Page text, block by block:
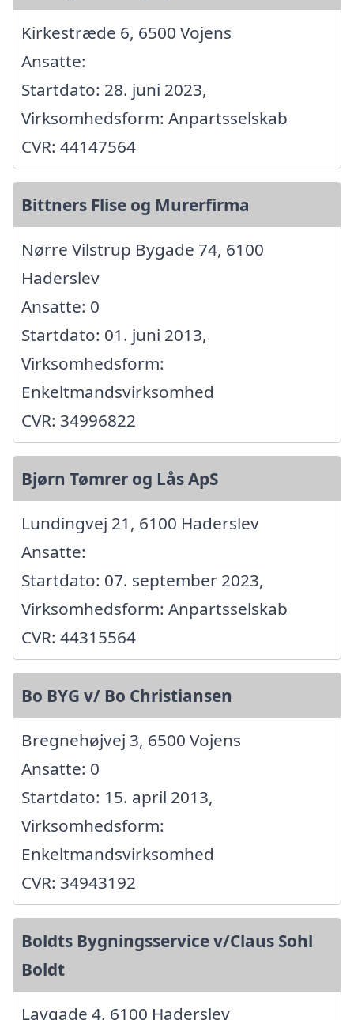
Kirkestræde 6, 6500 Vojens
Ansatte:
Startdato: 28. juni 2023,
Virksomhedsform: Anpartsselskab
CVR: 44147564
Bittners Flise og Murerfirma
Nørre Vilstrup Bygade 74, 6100
Haderslev
Ansatte: 0
Startdato: 01. juni 2013,
Virksomhedsform:
Enkeltmandsvirksomhed
CVR: 34996822
Bjørn Tømrer og Lås ApS
Lundingvej 21, 6100 Haderslev
Ansatte:
Startdato: 07. september 2023,
Virksomhedsform: Anpartsselskab
CVR: 44315564
Bo BYG v/ Bo Christiansen
Bregnehøjvej 3, 6500 Vojens
Ansatte: 0
Startdato: 15. april 2013,
Virksomhedsform:
Enkeltmandsvirksomhed
CVR: 34943192
Boldts Bygningsservice v/Claus Sohl
Boldt
Lavgade 4, 6100 Haderslev